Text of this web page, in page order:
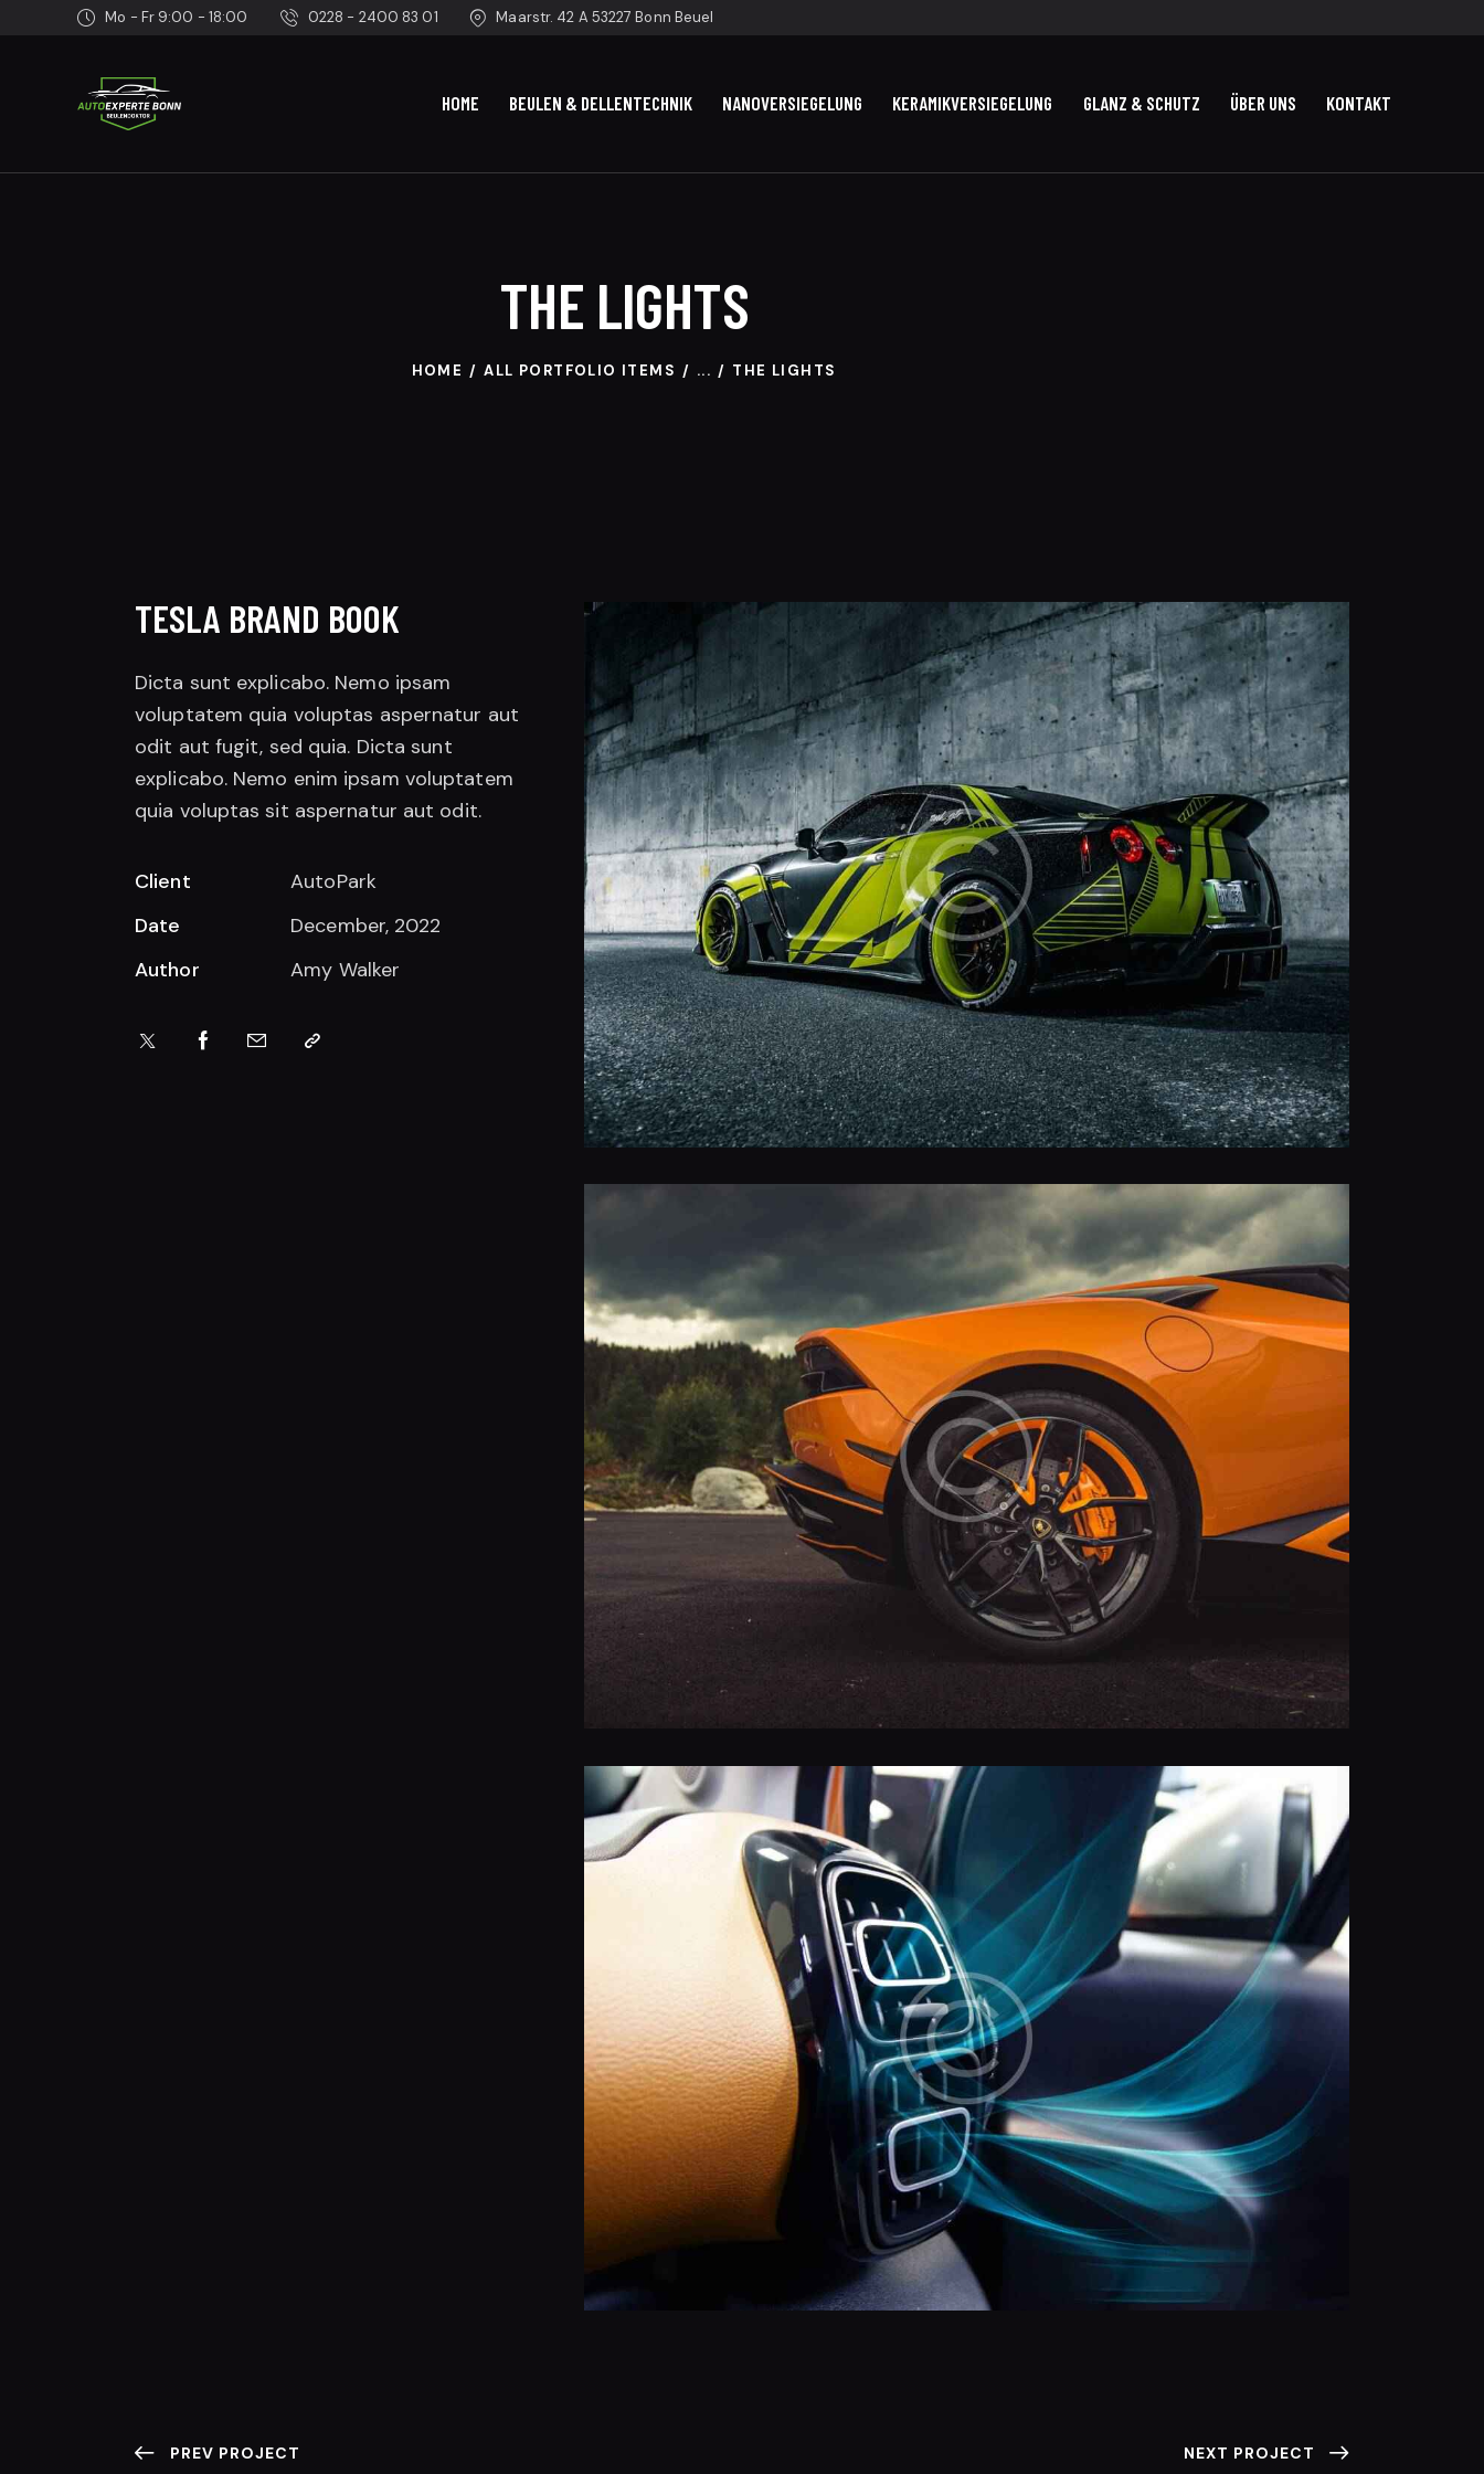
Mo - Fr 9:00 - 18:00 0228 - 2400 83 01 Maarstr. 42 A 53227 Bonn Beuel
HOME BEULEN & DELLENTECHNIK NANOVERSIEGELUNG KERAMIKVERSIEGELUNG GLANZ & SCHUTZ ÜBER UNS KONTAKT
THE LIGHTS
HOME ALL PORTFOLIO ITEMS ... THE LIGHTS
TESLA BRAND BOOK
Dicta sunt explicabo. Nemo ipsam
voluptatem quia voluptas aspernatur aut
odit aut fugit, sed quia. Dicta sunt
explicabo. Nemo enim ipsam voluptatem
quia voluptas sit aspernatur aut odit.
Client
AutoPark
Date
December, 2022
Author
Amy Walker
PREV PROJECT NEXT PROJECT